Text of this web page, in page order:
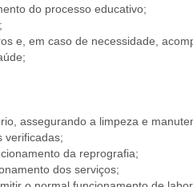
do processo educativo;
e, em caso de necessidade,
assegurando a limpeza e
verificadas;
da reprografia;
dos serviços;